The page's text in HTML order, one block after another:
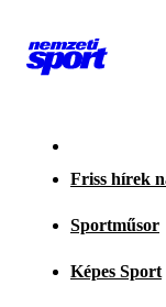
Friss hírek
Sportműsor
Képes Sport